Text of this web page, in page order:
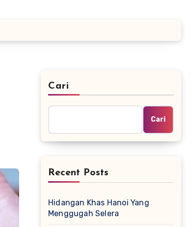
Cari
Cari
Recent Posts
Hidangan Khas Hanoi Yang
Menggugah Selera